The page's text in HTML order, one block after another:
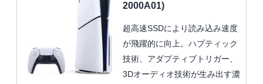
2000A01)
超高速SSDにより読み込み速度
が飛躍的に向上。ハプティック
技術、アダプティブトリガー、
3Dオーディオ技術が生み出す濃